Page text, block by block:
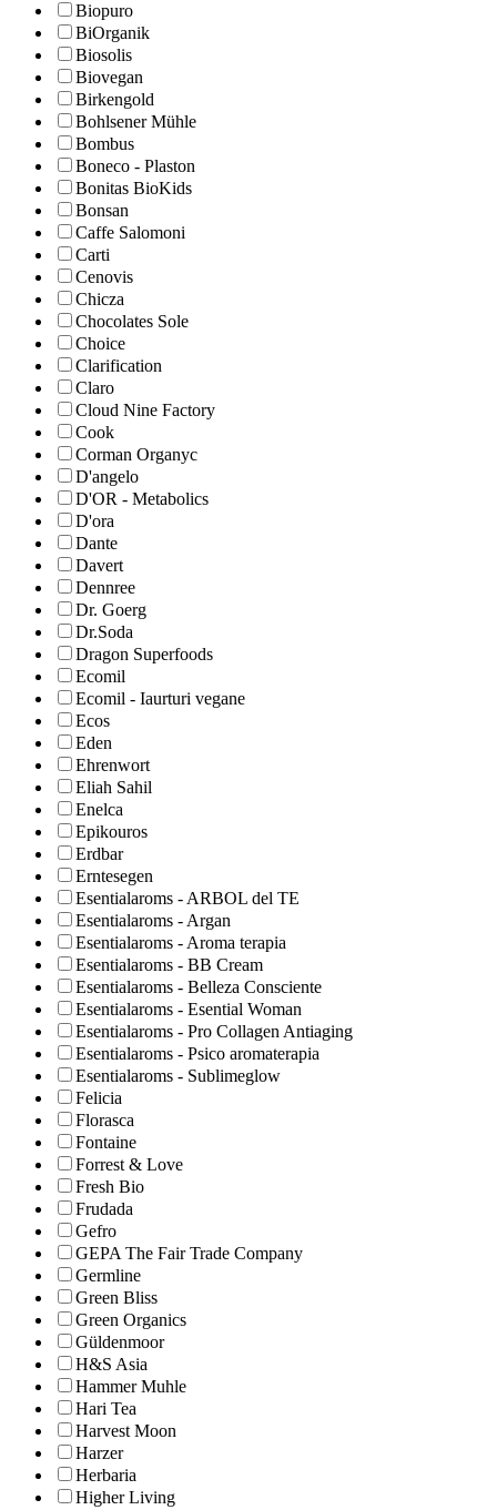
Biopuro
BiOrganik
Biosolis
Biovegan
Birkengold
Bohlsener Mühle
Bombus
Boneco - Plaston
Bonitas BioKids
Bonsan
Caffe Salomoni
Carti
Cenovis
Chicza
Chocolates Sole
Choice
Clarification
Claro
Cloud Nine Factory
Cook
Corman Organyc
D'angelo
D'OR - Metabolics
D'ora
Dante
Davert
Dennree
Dr. Goerg
Dr.Soda
Dragon Superfoods
Ecomil
Ecomil - Iaurturi vegane
Ecos
Eden
Ehrenwort
Eliah Sahil
Enelca
Epikouros
Erdbar
Erntesegen
Esentialaroms - ARBOL del TE
Esentialaroms - Argan
Esentialaroms - Aroma terapia
Esentialaroms - BB Cream
Esentialaroms - Belleza Consciente
Esentialaroms - Esential Woman
Esentialaroms - Pro Collagen Antiaging
Esentialaroms - Psico aromaterapia
Esentialaroms - Sublimeglow
Felicia
Florasca
Fontaine
Forrest & Love
Fresh Bio
Frudada
Gefro
GEPA The Fair Trade Company
Germline
Green Bliss
Green Organics
Güldenmoor
H&S Asia
Hammer Muhle
Hari Tea
Harvest Moon
Harzer
Herbaria
Higher Living